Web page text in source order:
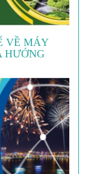
VỀ MÁY
HƯỚNG